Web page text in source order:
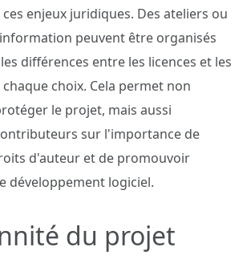
enjeux juridiques. Des ateliers ou
peuvent être organisés
différences entre les licences et les
choix. Cela permet non
le projet, mais aussi
sur l'importance de
d'auteur et de promouvoir
développement logiciel.
du projet